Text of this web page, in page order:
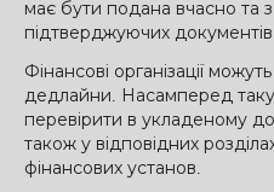
має бути подана вчасно та
підтверджуючих
Фінансові організації
дедлайни. Насамперед
перевірити в укладеному
також у відповідних
фінансових установ.